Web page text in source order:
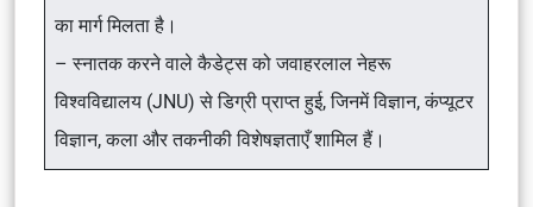
का मार्ग मिलता है।
– स्नातक करने वाले कैडेट्स को जवाहरलाल नेहरू
विश्वविद्यालय (JNU) से डिग्री प्राप्त हुई, जिनमें विज्ञान, कंप्यूटर
विज्ञान, कला और तकनीकी विशेषज्ञताएँ शामिल हैं।